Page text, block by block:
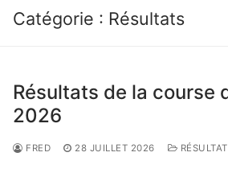
Catégorie : Résultats
Résultats de la course
2026
FRED 28 JUILLET 2026